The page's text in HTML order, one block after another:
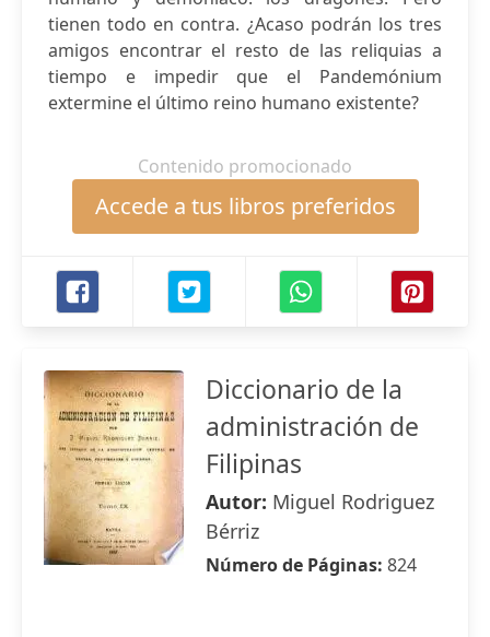
tienen todo en contra. ¿Acaso podrán los tres
amigos encontrar el resto de las reliquias a
tiempo e impedir que el Pandemónium
extermine el último reino humano existente?
Contenido promocionado
Accede a tus libros preferidos
Diccionario de la
administración de
Filipinas
Autor: Miguel Rodriguez
Bérriz
Número de Páginas: 824